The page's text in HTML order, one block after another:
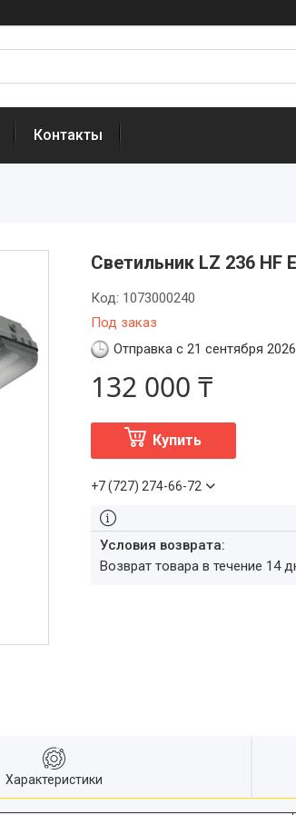
Контакты
Светильник LZ 236 HF
Под заказ
Код: 1073000240
Отправка с 21 сентября 2026
132 000 ₸
Купить
+7 (727) 274-66-72
возврат товара в течение 14
Характеристики